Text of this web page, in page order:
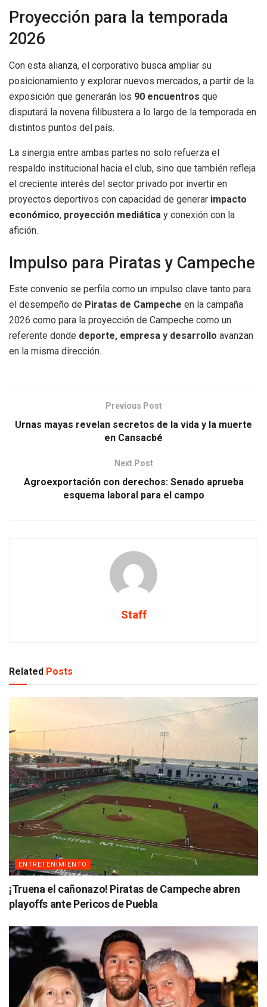
Proyección para la temporada
2026
Con esta alianza, el corporativo busca ampliar su
posicionamiento y explorar nuevos mercados, a partir de la
exposición que generarán los 90 encuentros que
disputará la novena filibustera a lo largo de la temporada en
distintos puntos del país.
La sinergia entre ambas partes no solo refuerza el
respaldo institucional hacia el club, sino que también refleja
el creciente interés del sector privado por invertir en
proyectos deportivos con capacidad de generar impacto
económico, proyección mediática y conexión con la
afición.
Impulso para Piratas y Campeche
Este convenio se perfila como un impulso clave tanto para
el desempeño de Piratas de Campeche en la campaña
2026 como para la proyección de Campeche como un
referente donde deporte, empresa y desarrollo avanzan
en la misma dirección.
Previous Post
Urnas mayas revelan secretos de la vida y la muerte
en Cansacbé
Next Post
Agroexportación con derechos: Senado aprueba
esquema laboral para el campo
Staff
Related Posts
ENTRETENIMIENTO
¡Truena el cañonazo! Piratas de Campeche abren
playoffs ante Pericos de Puebla